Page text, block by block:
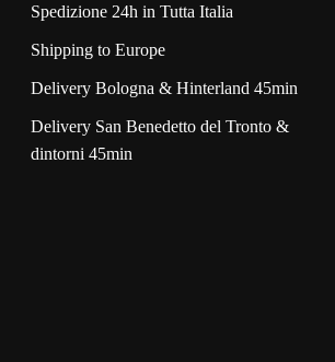
Spedizione 24h in Tutta Italia
Shipping to Europe
Delivery Bologna & Hinterland 45min
Delivery San Benedetto del Tronto &
dintorni 45min